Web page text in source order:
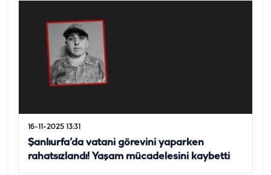
16-11-2025 13:31
Şanlıurfa’da vatani görevini yaparken
rahatsızlandı! Yaşam mücadelesini kaybetti